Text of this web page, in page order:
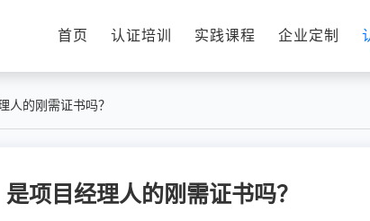
首页 认证培训 实践课程 企业定制
人的刚需证书吗？
项目经理人的刚需证书吗？